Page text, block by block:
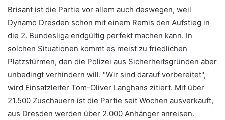
Brisant ist die Partie vor allem auch deswegen, weil
Dynamo Dresden schon mit einem Remis den Aufstieg in
die 2. Bundesliga endgültig perfekt machen kann. In
solchen Situationen kommt es meist zu friedlichen
Platzstürmen, den die Polizei aus Sicherheitsgründen aber
unbedingt verhindern will. "Wir sind darauf vorbereitet",
wird Einsatzleiter Tom-Oliver Langhans zitiert. Mit über
21.500 Zuschauern ist die Partie seit Wochen ausverkauft,
aus Dresden werden über 2.000 Anhänger anreisen.